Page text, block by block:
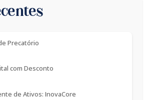
Precatório
com Desconto
de Ativos: InovaCore